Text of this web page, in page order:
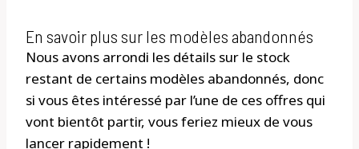
En savoir plus sur les modèles abandonnés
Nous avons arrondi les détails sur le stock
restant de certains modèles abandonnés, donc
si vous êtes intéressé par l’une de ces offres qui
vont bientôt partir, vous feriez mieux de vous
lancer rapidement !